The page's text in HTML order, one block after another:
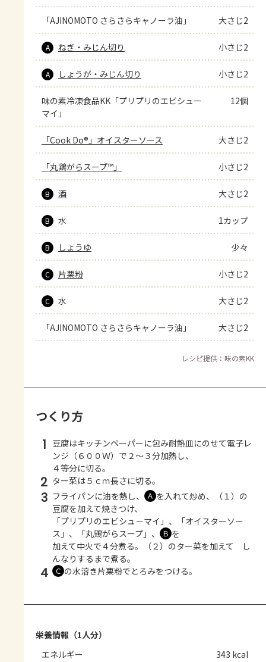
「AJINOMOTO さらさらキャノーラ油」 大さじ2
A ねぎ・みじん切り 小さじ2
A しょうが・みじん切り 小さじ2
味の素冷凍食品KK「プリプリのエビシュー
マイ」
12個
「Cook Do®」オイスターソース 大さじ2
「丸鶏がらスープ™」 小さじ2
B 酒 大さじ2
B 水 1カップ
B しょうゆ 少々
C 片栗粉 小さじ2
C 水 大さじ2
「AJINOMOTO さらさらキャノーラ油」 大さじ2
レシピ提供：味の素KK
つくり方
1 豆腐はキッチンペーパーに包み耐熱皿にのせて電子レ
ンジ（６００Ｗ）で２～３分加熱し、
４等分に切る。
2 ター菜は５ｃｍ長さに切る。
3 フライパンに油を熱し、 Ａ を入れて炒め、（１）の
豆腐を加えて焼きつけ、
「プリプリのエビシュ－マイ」、「オイスターソー
ス」、「丸鶏がらスープ」、
Ｂ を
加えて中火で４分煮る。（２）のター菜を加えて し
んなりするまで煮る。
4 Ｃ の水溶き片栗粉でとろみをつける。
栄養情報（1人分）
エネルギー
343 kcal